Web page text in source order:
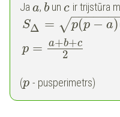
Jaa, bunc ir trijstūra
SΔ = p(p − a)
−−−−−−
√
p = a+b+c
2
(p - pusperimetrs)